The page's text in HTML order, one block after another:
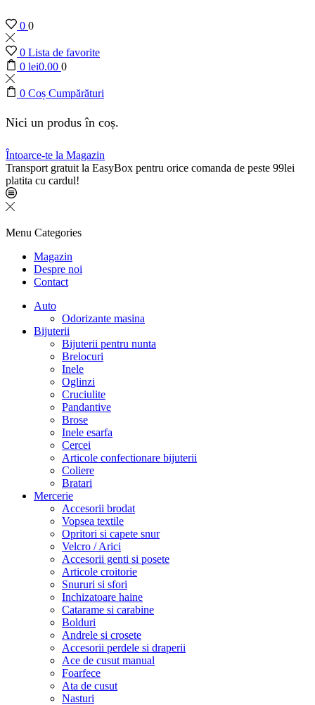
0 0
0 Lista de favorite
0 lei0.00 0
0 Coș Cumpărături
Nici un produs în coș.
Întoarce-te la Magazin
Transport gratuit la EasyBox pentru orice comanda de peste 99lei
platita cu cardul!
Menu Categories
Magazin
Despre noi
Contact
Auto
Odorizante masina
Bijuterii
Bijuterii pentru nunta
Brelocuri
Inele
Oglinzi
Cruciulite
Pandantive
Brose
Inele esarfa
Cercei
Articole confectionare bijuterii
Coliere
Bratari
Mercerie
Accesorii brodat
Vopsea textile
Opritori si capete snur
Velcro / Arici
Accesorii genti si posete
Articole croitorie
Snururi si sfori
Inchizatoare haine
Catarame si carabine
Bolduri
Andrele si crosete
Accesorii perdele si draperii
Ace de cusut manual
Foarfece
Ata de cusut
Nasturi